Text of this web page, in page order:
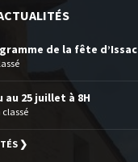
de la fête d’Issac
25 juillet à 8H
classé
❯